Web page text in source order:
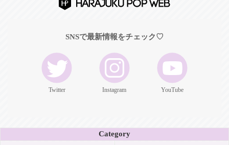
SNSで最新情報をチェック♡
Twitter Instagram YouTube
Category